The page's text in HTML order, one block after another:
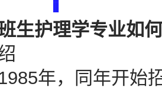
生护理学专业如
年，同年开始